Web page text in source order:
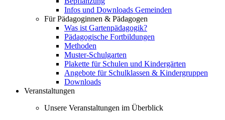
Infos und Downloads Gemeinden
Für Pädagoginnen & Pädagogen
Was ist Gartenpädagogik?
Pädagogische Fortbildungen
Methoden
Muster-Schulgarten
Plakette für Schulen und Kindergärten
Angebote für Schulklassen & Kindergruppen
Downloads
Veranstaltungen
Unsere Veranstaltungen im Überblick